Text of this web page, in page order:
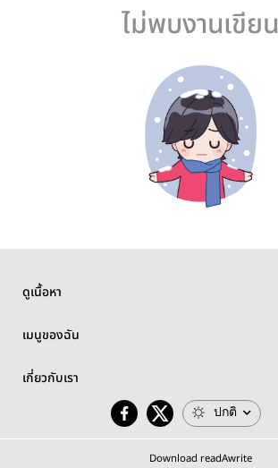
ไม่พบงานเขียน
ดูเนื้อหา
เมนูของฉัน
เกี่ยวกับเรา
ปกติ
Download readAwrite